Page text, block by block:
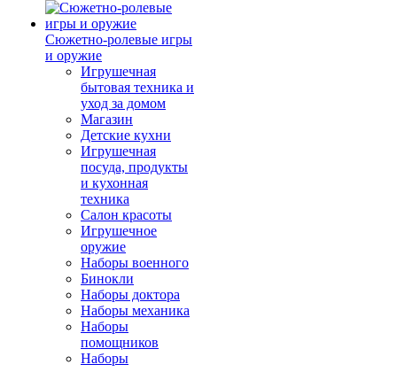
Сюжетно-ролевые игры
и оружие
Игрушечная
бытовая техника и
уход за домом
Магазин
Детские кухни
Игрушечная
посуда, продукты
и кухонная
техника
Салон красоты
Игрушечное
оружие
Наборы военного
Бинокли
Наборы доктора
Наборы механика
Наборы
помощников
Наборы